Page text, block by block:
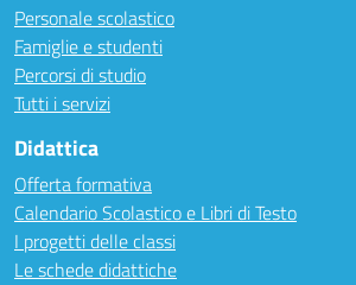
Personale scolastico
Famiglie e studenti
Percorsi di studio
Tutti i servizi
Didattica
Offerta formativa
Calendario Scolastico e Libri di Testo
I progetti delle classi
Le schede didattiche